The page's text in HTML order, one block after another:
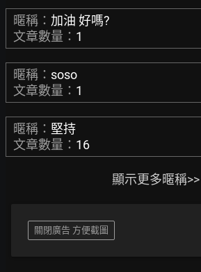
暱稱： 加油 好嗎?
文章數量： 1
暱稱： soso
文章數量： 1
暱稱： 堅持
文章數量： 16
顯示更多暱稱>>
關閉廣告 方便截圖